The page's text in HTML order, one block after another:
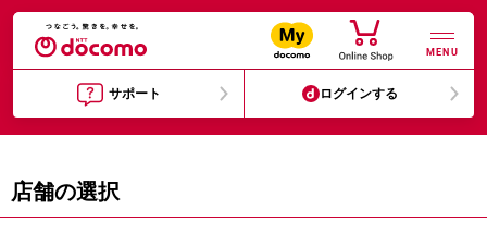
MENU
サポート ログインする
店舗の選択